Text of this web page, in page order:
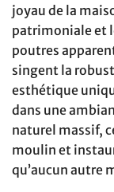
joyau de la
patrimoniale et
poutres
singent la
esthétique
dans une
naturel massif,
moulin et
qu’aucun autre